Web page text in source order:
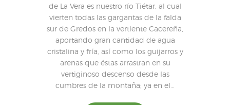
de La Vera es nuestro río Tiétar, al cual
vierten todas las gargantas de la falda
sur de Gredos en la vertiente Cacereña,
aportando gran cantidad de agua
cristalina y fría, así como los guijarros y
arenas que éstas arrastran en su
vertiginoso descenso desde las
cumbres de la montaña; ya en el…